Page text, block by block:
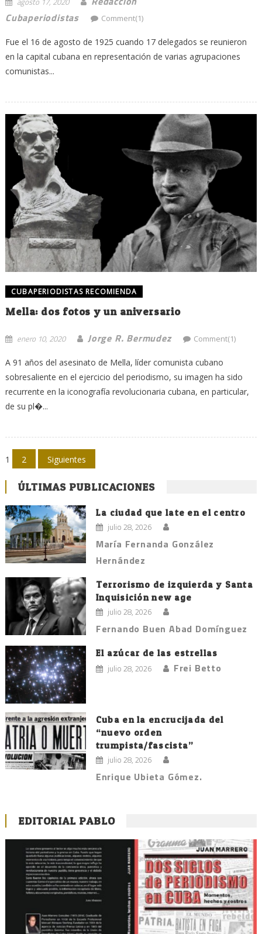
Cubaperiodistas
Comment(1)
Fue el 16 de agosto de 1925 cuando 17 delegados se reunieron
en la capital cubana en representación de varias agrupaciones
comunistas...
CUBAPERIODISTAS RECOMIENDA
Mella: dos fotos y un aniversario
enero 10, 2020 Jorge R. Bermudez Comment(1)
A 91 años del asesinato de Mella, líder comunista cubano
sobresaliente en el ejercicio del periodismo, su imagen ha sido
recurrente en la iconografía revolucionaria cubana, en particular,
de su pl�...
Navegación
de
entradas
1 2 Siguientes
ÚLTIMAS PUBLICACIONES
La ciudad que late en el centro
julio 28, 2026
María Fernanda González
Hernández
Terrorismo de izquierda y Santa
Inquisición new age
julio 28, 2026
Fernando Buen Abad Domínguez
El azúcar de las estrellas
julio 28, 2026 Frei Betto
Cuba en la encrucijada del
“nuevo orden
trumpista/fascista”
julio 28, 2026
Enrique Ubieta Gómez.
EDITORIAL PABLO